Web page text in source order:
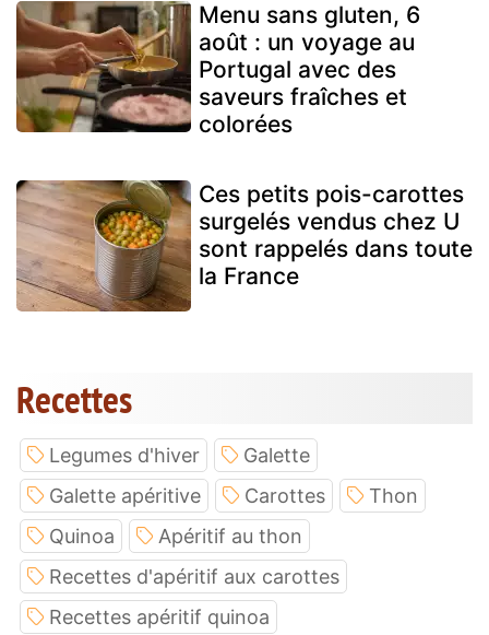
Menu sans gluten, 6
août : un voyage au
Portugal avec des
saveurs fraîches et
colorées
Ces petits pois-carottes
surgelés vendus chez U
sont rappelés dans toute
la France
Recettes
Legumes d'hiver
Galette
Galette apéritive
Carottes
Thon
Quinoa
Apéritif au thon
Recettes d'apéritif aux carottes
Recettes apéritif quinoa